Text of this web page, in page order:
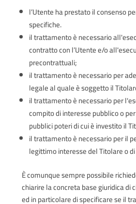
l’Utente ha prestato il consenso
specifiche.
il trattamento è necessario
contratto con l’Utente e/o
precontrattuali;
il trattamento è necessario per
legale al quale è soggetto il
il trattamento è necessario per
compito di interesse pubblico o
pubblici poteri di cui è investito il
il trattamento è necessario per il
legittimo interesse del Titolare o
È comunque sempre possibile
chiarire la concreta base giuridica
ed in particolare di specificare se il